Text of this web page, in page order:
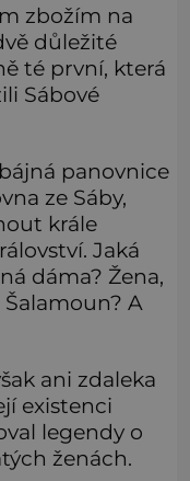
zbožím na
důležité
té první, která
Sábové
panovnice
ze Sáby,
krále
Jaká
dáma? Žena,
A
ani zdaleka
existenci
legendy o
ženách.